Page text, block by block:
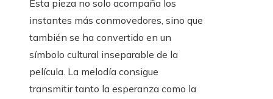
Esta pieza no solo acompaña los
instantes más conmovedores, sino que
también se ha convertido en un
símbolo cultural inseparable de la
película. La melodía consigue
transmitir tanto la esperanza como la